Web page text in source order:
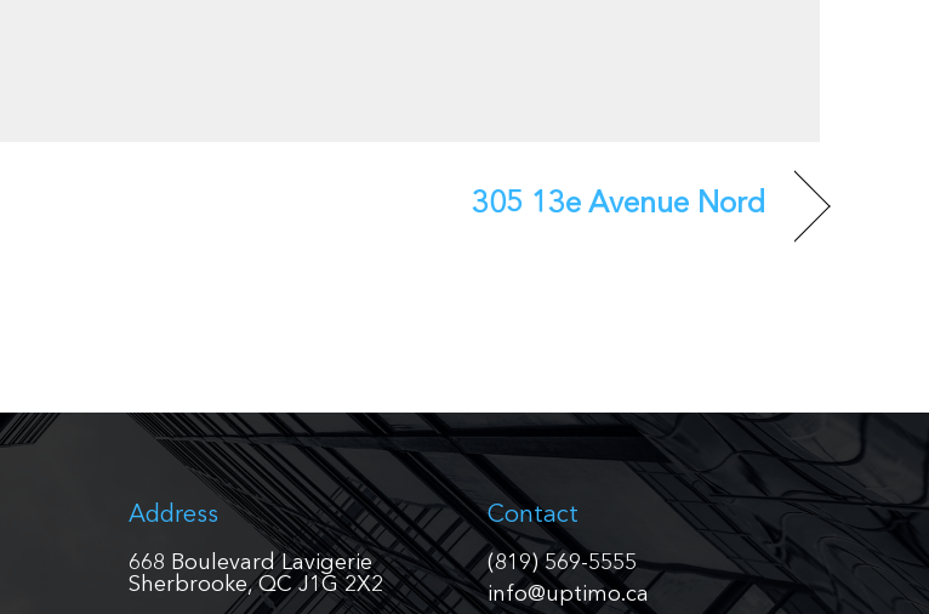
305 13e Avenue Nord
Address
668 Boulevard Lavigerie
Sherbrooke, QC J1G 2X2
Contact
(819) 569-5555
info@uptimo.ca